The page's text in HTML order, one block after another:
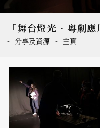
「舞台燈光•粵劇
- 分享及資源 - 主頁